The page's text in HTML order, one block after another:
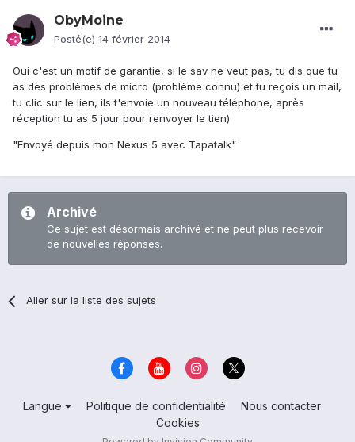
ObyMoine
Posté(e) 14 février 2014
Oui c'est un motif de garantie, si le sav ne veut pas, tu dis que tu
as des problèmes de micro (problème connu) et tu reçois un mail,
tu clic sur le lien, ils t'envoie un nouveau téléphone, après
réception tu as 5 jour pour renvoyer le tien)
"Envoyé depuis mon Nexus 5 avec Tapatalk"
Archivé
Ce sujet est désormais archivé et ne peut plus recevoir
de nouvelles réponses.
Aller sur la liste des sujets
Langue Politique de confidentialité
Nous contacter
Cookies